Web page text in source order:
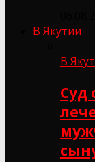
В Якутии
В
Суд